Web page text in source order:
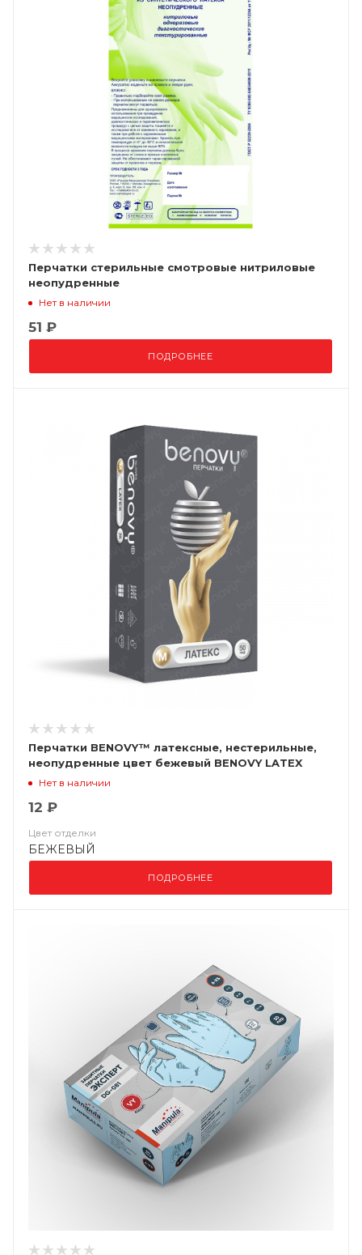
Перчатки стерильные смотровые нитриловые
неопудренные
Нет в наличии
51 ₽
ПОДРОБНЕЕ
Перчатки BENOVY™ латексные, нестерильные,
неопудренные цвет бежевый BENOVY LATEX
CHLORINATED
Нет в наличии
12 ₽
Цвет отделки
БЕЖЕВЫЙ
ПОДРОБНЕЕ